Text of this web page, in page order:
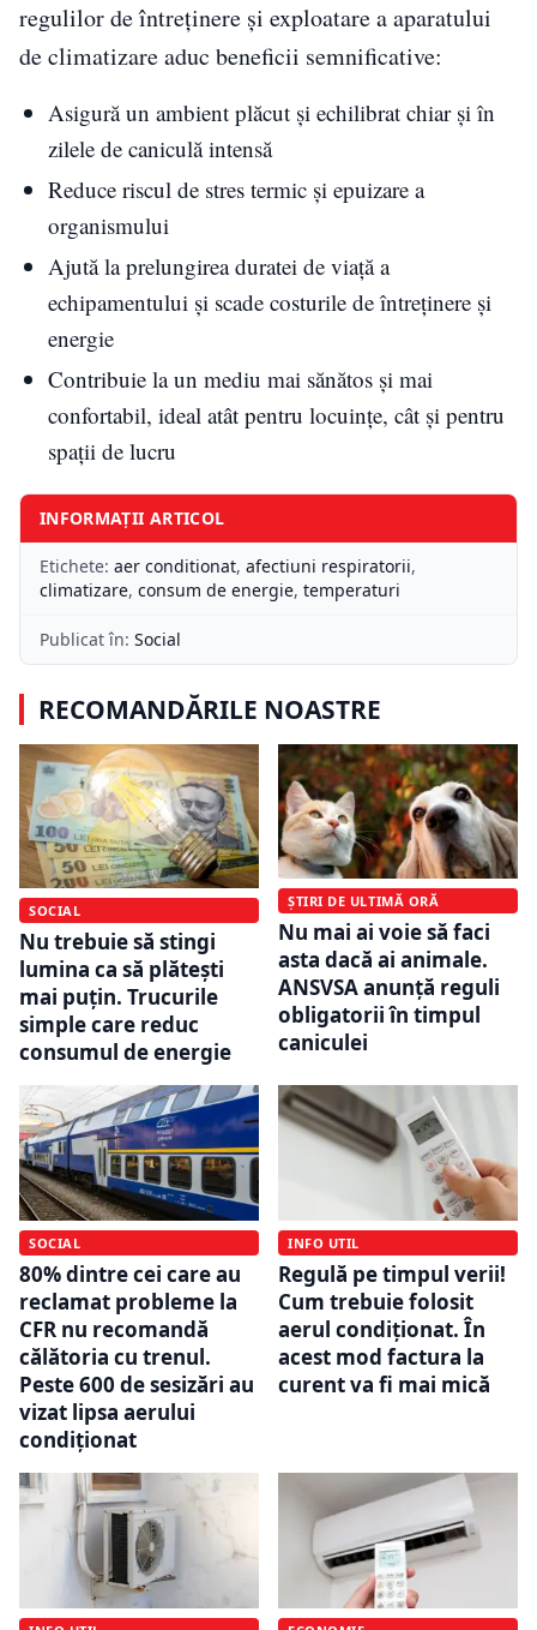
regulilor de întreţinere şi exploatare a aparatului
de climatizare aduc beneficii semnificative:
Asigură un ambient plăcut şi echilibrat chiar şi în
zilele de caniculă intensă
Reduce riscul de stres termic şi epuizare a
organismului
Ajută la prelungirea duratei de viaţă a
echipamentului şi scade costurile de întreţinere şi
energie
Contribuie la un mediu mai sănătos şi mai
confortabil, ideal atât pentru locuinţe, cât şi pentru
spaţii de lucru
INFORMAȚII ARTICOL
Etichete: aer conditionat, afectiuni respiratorii,
climatizare, consum de energie, temperaturi
Publicat în: Social
RECOMANDĂRILE NOASTRE
SOCIAL
Nu trebuie să stingi
lumina ca să plătești
mai puțin. Trucurile
simple care reduc
consumul de energie
ȘTIRI DE ULTIMĂ ORĂ
Nu mai ai voie să faci
asta dacă ai animale.
ANSVSA anunță reguli
obligatorii în timpul
caniculei
SOCIAL
80% dintre cei care au
reclamat probleme la
CFR nu recomandă
călătoria cu trenul.
Peste 600 de sesizări au
vizat lipsa aerului
condiționat
INFO UTIL
Regulă pe timpul verii!
Cum trebuie folosit
aerul condiționat. În
acest mod factura la
curent va fi mai mică